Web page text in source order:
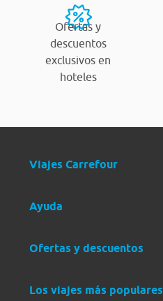
Ofertas y
descuentos
exclusivos en
hoteles
Viajes Carrefour
Ayuda
Ofertas y descuentos
Los viajes más populares